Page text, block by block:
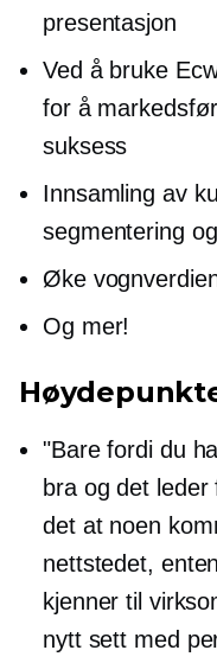
presentasjon
Ved å bruke
for å
suksess
Innsamling av
segmentering
Øke
Og mer!
"Bare fordi du
bra og det
det at noen
nettstedet,
kjenner til
nytt sett med